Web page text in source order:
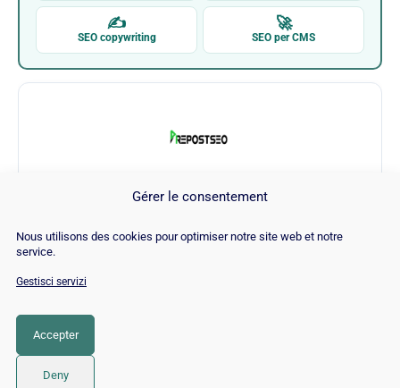
Gérer le consentement
Nous utilisons des cookies pour optimiser notre site web et notre
service.
Gestisci servizi
Accepter
Deny
✍
SEO copywriting
🚀
SEO per CMS
PREPOSTSEO
CATEGORIA